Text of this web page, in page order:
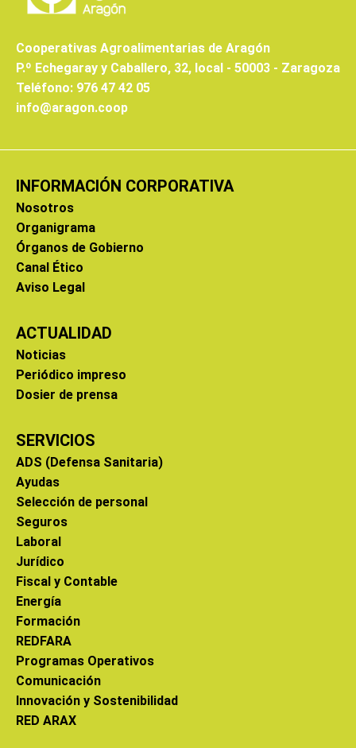
Cooperativas Agroalimentarias de Aragón
P.º Echegaray y Caballero, 32, local - 50003 - Zaragoza
Teléfono: 976 47 42 05
info@aragon.coop
INFORMACIÓN CORPORATIVA
Nosotros
Organigrama
Órganos de Gobierno
Canal Ético
Aviso Legal
ACTUALIDAD
Noticias
Periódico impreso
Dosier de prensa
SERVICIOS
ADS (Defensa Sanitaria)
Ayudas
Selección de personal
Seguros
Laboral
Jurídico
Fiscal y Contable
Energía
Formación
REDFARA
Programas Operativos
Comunicación
Innovación y Sostenibilidad
RED ARAX